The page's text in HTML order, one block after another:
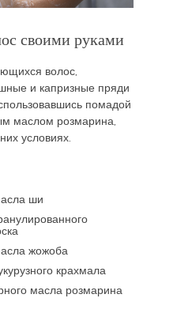
своими руками
волос,
и капризные пряди
помадой
маслом розмарина,
условиях.
ши
жожоба
крахмала
масла розмарина